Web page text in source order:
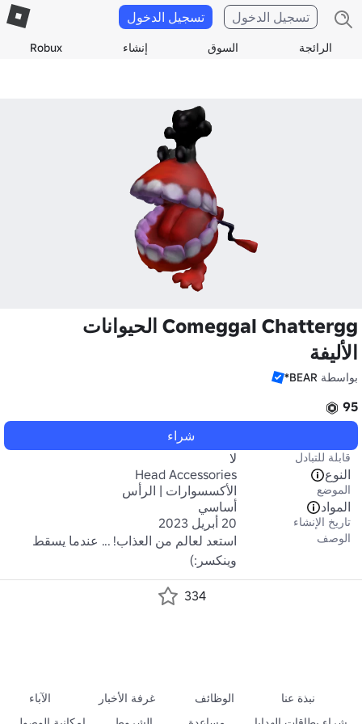
الرائجة السوق إنشاء Robux
تسجيل الدخول تسجيل الدخول
Comeggal Chattergg الحيوانات
الأليفة
بواسطة BEAR*
95
شراء
قابلة للتبادل
لا
النوع
Head Accessories
الموضع
الأكسسوارات | الرأس
المواد
أساسي
تاريخ الإنشاء 20 أبريل 2023
الوصف
وينكسر:)
334
نبذة عنا الوظائف غرفة الأخبار
الآباء